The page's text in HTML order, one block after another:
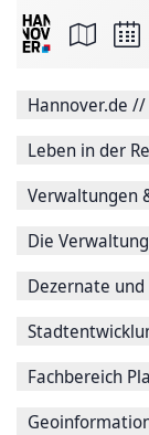
Seite
Facebook
teilen
Seitenlink
Seite
Hannover.de //
Leben in der
Verwaltungen
Die
Dezernate und
Fachbereich